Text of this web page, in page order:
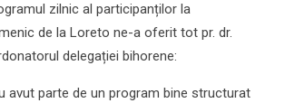
zilnic al participanților la
de la Loreto ne-a oferit tot pr. dr.
delegației bihorene:
avut parte de un program bine structurat